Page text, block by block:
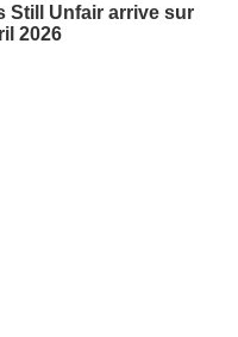
Still Unfair arrive sur
2026